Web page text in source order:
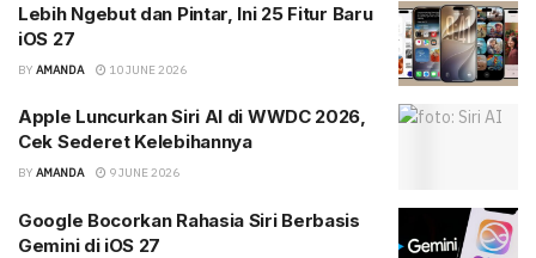
Lebih Ngebut dan Pintar, Ini 25 Fitur Baru
iOS 27
BY AMANDA 10 JUNE 2026
Apple Luncurkan Siri AI di WWDC 2026,
Cek Sederet Kelebihannya
BY AMANDA 9 JUNE 2026
Google Bocorkan Rahasia Siri Berbasis
Gemini di iOS 27